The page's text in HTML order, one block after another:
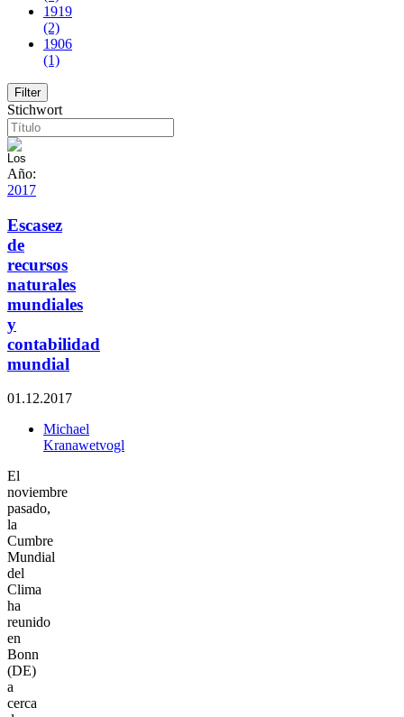
1919
(2)
1906
(1)
Stichwort
Año:
2017
Escasez
de
recursos
naturales
mundiales
y
contabilidad
mundial
01.12.2017
Michael
Kranawetvogl
El
noviembre
pasado,
la
Cumbre
Mundial
del
Clima
ha
reunido
en
Bonn
(DE)
a
cerca